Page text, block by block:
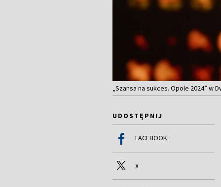
„Szansa na sukces. Opole 2024” w
UDOSTĘPNIJ
FACEBOOK
X